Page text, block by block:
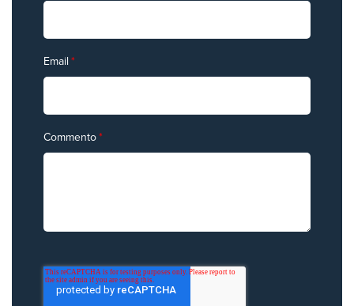
Email *
Commento*